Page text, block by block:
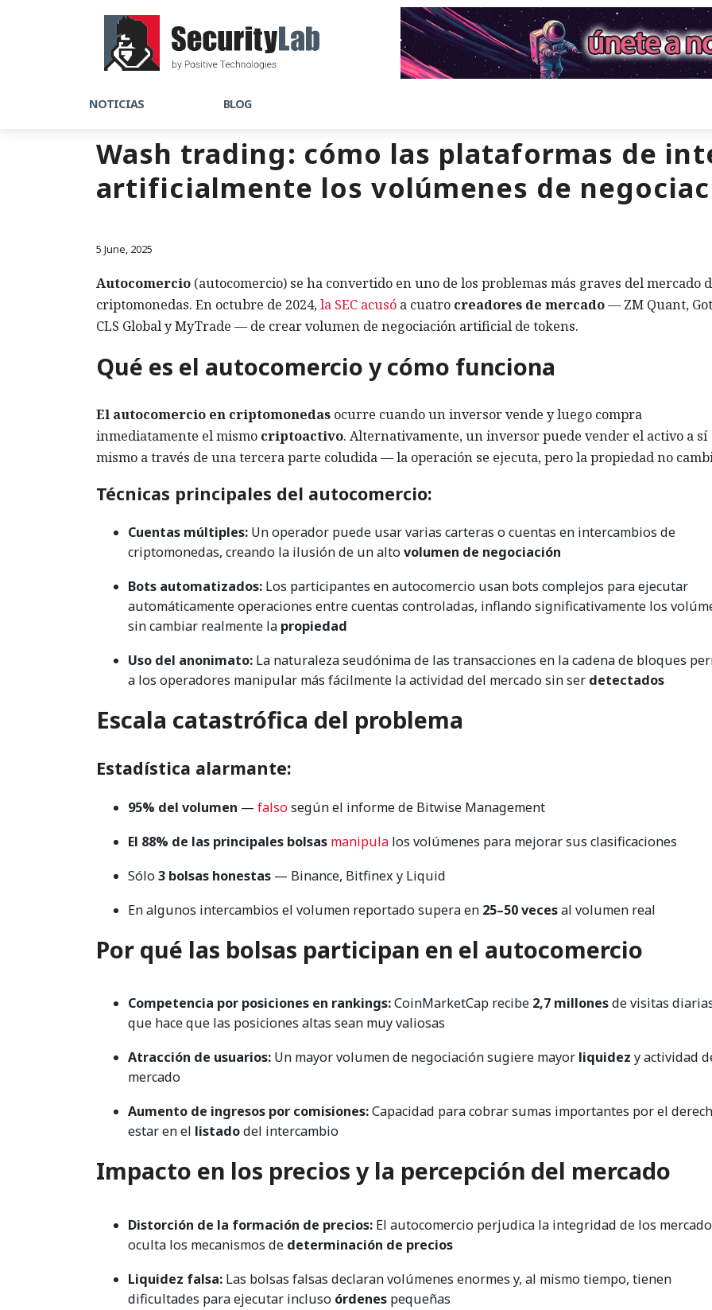
NOTICIAS BLOG
Wash trading: cómo las plataformas de
artificialmente los volúmenes de
5 June, 2025
Autocomercio (autocomercio) se ha convertido en uno de los problemas más graves del mercado
criptomonedas. En octubre de 2024,la SEC acusó a cuatro creadores de mercado— ZM Quant,
CLS Global y MyTrade — de crear volumen de negociación artificial de tokens.
Qué es el autocomercio y cómo funciona
El autocomercio en criptomonedas ocurre cuando un inversor vende y luego compra
inmediatamente el mismo criptoactivo. Alternativamente, un inversor puede vender el activo a sí
mismo a través de una tercera parte coludida — la operación se ejecuta, pero la propiedad no
Técnicas principales del autocomercio:
Cuentas múltiples: Un operador puede usar varias carteras o cuentas en intercambios de
criptomonedas, creando la ilusión de un altovolumen de negociación
Bots automatizados: Los participantes en autocomercio usan bots complejos para ejecutar
automáticamente operaciones entre cuentas controladas, inflando significativamente los
sin cambiar realmente la propiedad
Uso del anonimato: La naturaleza seudónima de las transacciones en la cadena de bloques
a los operadores manipular más fácilmente la actividad del mercado sin ser detectados
Escala catastrófica del problema
Estadística alarmante:
95% del volumen — falsosegún el informe de Bitwise Management
El 88% de las principales bolsas manipula los volúmenes para mejorar sus clasificaciones
Sólo3 bolsas honestas — Binance, Bitfinex y Liquid
En algunos intercambios el volumen reportado supera en 25–50 vecesal volumen real
Por qué las bolsas participan en el autocomercio
Competencia por posiciones en rankings:CoinMarketCap recibe 2,7 millonesde visitas
que hace que las posiciones altas sean muy valiosas
Atracción de usuarios: Un mayor volumen de negociación sugiere mayor liquidez y actividad
mercado
Aumento de ingresos por comisiones:Capacidad para cobrar sumas importantes por el
estar en el listadodel intercambio
Impacto en los precios y la percepción del mercado
Distorción de la formación de precios: El autocomercio perjudica la integridad de los
oculta los mecanismos de determinación de precios
Liquidez falsa: Las bolsas falsas declaran volúmenes enormes y, al mismo tiempo, tienen
dificultades para ejecutar incluso órdenes pequeñas